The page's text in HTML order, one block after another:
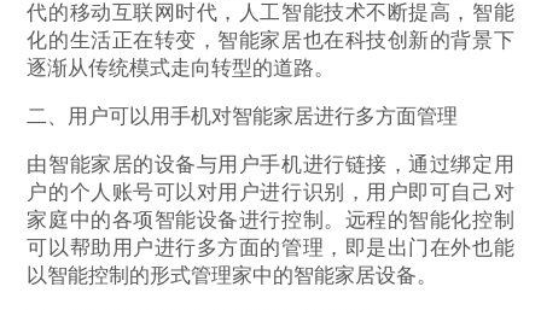
代的移动互联网时代，人工智能技术不断提高，智能
化的生活正在转变，智能家居也在科技创新的背景下
逐渐从传统模式走向转型的道路。
二、用户可以用手机对智能家居进行多方面管理
由智能家居的设备与用户手机进行链接，通过绑定用
户的个人账号可以对用户进行识别，用户即可自己对
家庭中的各项智能设备进行控制。远程的智能化控制
可以帮助用户进行多方面的管理，即是出门在外也能
以智能控制的形式管理家中的智能家居设备。